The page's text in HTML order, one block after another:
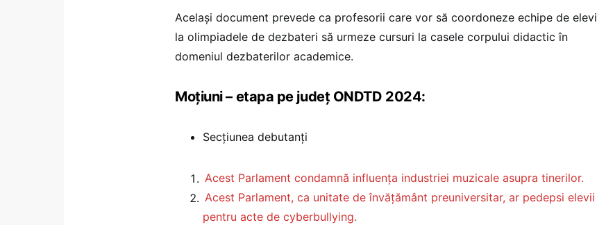
Același document prevede ca profesorii care vor să coordoneze echipe de elevi
la olimpiadele de dezbateri să urmeze cursuri la casele corpului didactic în
domeniul dezbaterilor academice.
Moțiuni – etapa pe județ ONDTD 2024:
Secțiunea debutanți
Acest Parlament condamnă influența industriei muzicale asupra tinerilor.
Acest Parlament, ca unitate de învățământ preuniversitar, ar pedepsi elevii
pentru acte de cyberbullying.